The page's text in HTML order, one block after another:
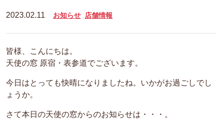
2023.02.11 お知らせ 店舗情報
皆様、こんにちは。
天使の窓 原宿・表参道でございます。
今日はとっても快晴になりましたね。いかがお過ごしでし
ょうか。
さて本日の天使の窓からのお知らせは・・・。